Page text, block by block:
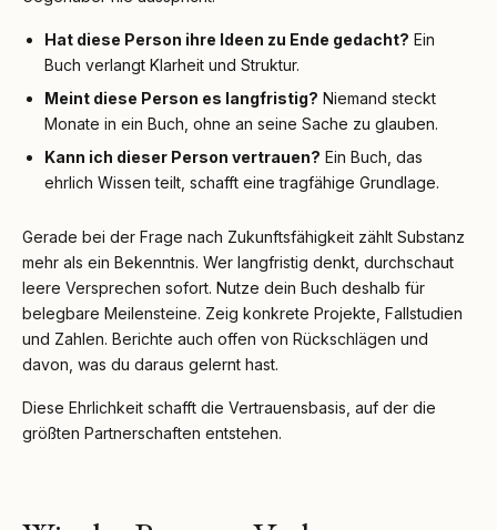
Hat diese Person ihre Ideen zu Ende gedacht? Ein
Buch verlangt Klarheit und Struktur.
Meint diese Person es langfristig? Niemand steckt
Monate in ein Buch, ohne an seine Sache zu glauben.
Kann ich dieser Person vertrauen? Ein Buch, das
ehrlich Wissen teilt, schafft eine tragfähige Grundlage.
Gerade bei der Frage nach Zukunftsfähigkeit zählt Substanz
mehr als ein Bekenntnis. Wer langfristig denkt, durchschaut
leere Versprechen sofort. Nutze dein Buch deshalb für
belegbare Meilensteine. Zeig konkrete Projekte, Fallstudien
und Zahlen. Berichte auch offen von Rückschlägen und
davon, was du daraus gelernt hast.
Diese Ehrlichkeit schafft die Vertrauensbasis, auf der die
größten Partnerschaften entstehen.